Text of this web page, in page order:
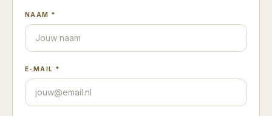
NAAM *
E-MAIL *